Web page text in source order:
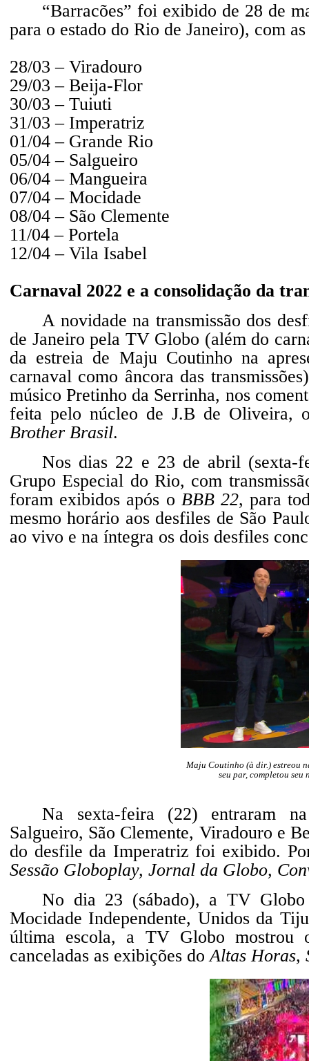
“Barracões” foi exibido de 28 de
para o estado do Rio de Janeiro), com
28/03 – Viradouro
29/03 – Beija-Flor
30/03 – Tuiuti
31/03 – Imperatriz
01/04 – Grande Rio
05/04 – Salgueiro
06/04 – Mangueira
07/04 – Mocidade
08/04 – São Clemente
11/04 – Portela
12/04 – Vila Isabel
Carnaval 2022 e a consolidação da
A novidade na transmissão dos
de Janeiro pela TV Globo (além do
da estreia de Maju Coutinho na
carnaval como âncora das
músico Pretinho da Serrinha, nos
feita pelo núcleo de J.B de Oliveira,
Brother Brasil.
Nos dias 22 e 23 de abril (sexta-
Grupo Especial do Rio, com
foram exibidos após o BBB 22, para
mesmo horário aos desfiles de São
ao vivo e na íntegra os dois desfiles
Maju Coutinho (à dir.) estreou
seu par, completou seu
Na sexta-feira (22) entraram
Salgueiro, São Clemente, Viradouro e
do desfile da Imperatriz foi exibido.
Sessão Globoplay, Jornal da Globo,
No dia 23 (sábado), a TV
Mocidade Independente, Unidos da
última escola, a TV Globo
canceladas as exibições doAltas Horas,